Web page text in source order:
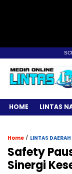
HOME LINTAS
Home / LINTAS DAERAH
Safety
Sinergi